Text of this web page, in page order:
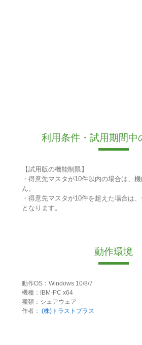
利用条件・試用期間中
【試用版の機能制限】
・得意先マスタが10件以内の場合は、
ん。
・得意先マスタが10件を超えた場合は
となります。
動作環境
動作OS：Windows 10/8/7
機種：IBM-PC x64
種類：シェアウェア
作者： (株)トラストプラス